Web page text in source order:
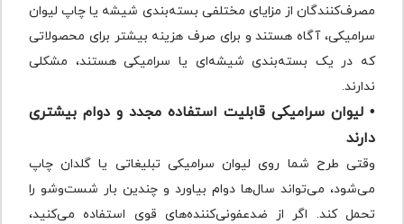
مصرف‌کنندگان از مزایای مختلفی بسته‌بندی شیشه یا چاپ لیوان
سرامیکی، آگاه هستند و برای صرف هزینه بیشتر برای محصولاتی
که در یک بسته‌بندی شیشه‌ای یا سرامیکی هستند، مشکلی
ندارند‌.
• لیوان سرامیکی قابلیت استفاده مجدد و دوام بیشتری
دارند
وقتی طرح شما روی لیوان سرامیکی تبلیغاتی یا گلدان چاپ
می‌شود، می‌تواند سال‌ها دوام بیاورد و چندین بار شست‌وشو را
تحمل کند. اگر از ضدعفونی‌کننده‌های قوی استفاده می‌کنید،